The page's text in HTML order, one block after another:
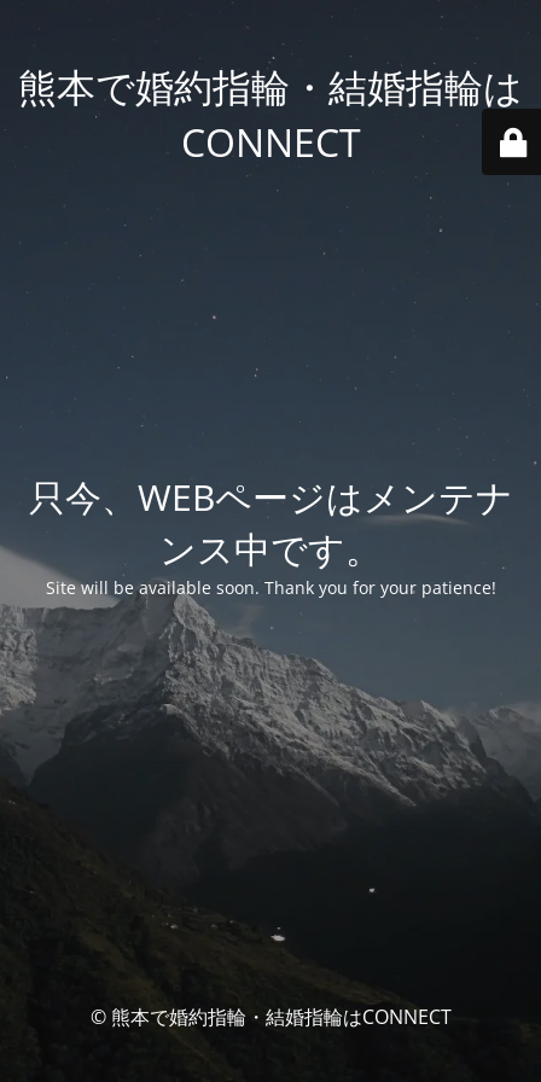
熊本で婚約指輪・結婚指輪は
CONNECT
只今、WEBページはメンテナ
ンス中です。
Site will be available soon. Thank you for your patience!
© 熊本で婚約指輪・結婚指輪はCONNECT